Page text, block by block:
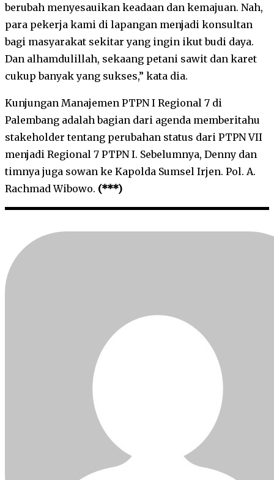
berubah menyesauikan keadaan dan kemajuan. Nah,
para pekerja kami di lapangan menjadi konsultan
bagi masyarakat sekitar yang ingin ikut budi daya.
Dan alhamdulillah, sekaang petani sawit dan karet
cukup banyak yang sukses,” kata dia.
Kunjungan Manajemen PTPN I Regional 7 di
Palembang adalah bagian dari agenda memberitahu
stakeholder tentang perubahan status dari PTPN VII
menjadi Regional 7 PTPN I. Sebelumnya, Denny dan
timnya juga sowan ke Kapolda Sumsel Irjen. Pol. A.
Rachmad Wibowo. (***)